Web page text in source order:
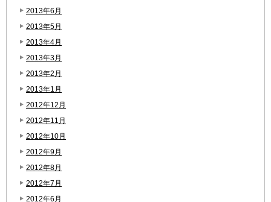
2013年6月
2013年5月
2013年4月
2013年3月
2013年2月
2013年1月
2012年12月
2012年11月
2012年10月
2012年9月
2012年8月
2012年7月
2012年6月